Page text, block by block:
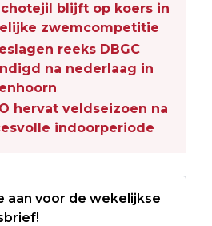
blijft op koers in
zwemcompetitie
reeks DBGC
na nederlaag in
hervat veldseizoen na
indoorperiode
aan voor de wekelijkse